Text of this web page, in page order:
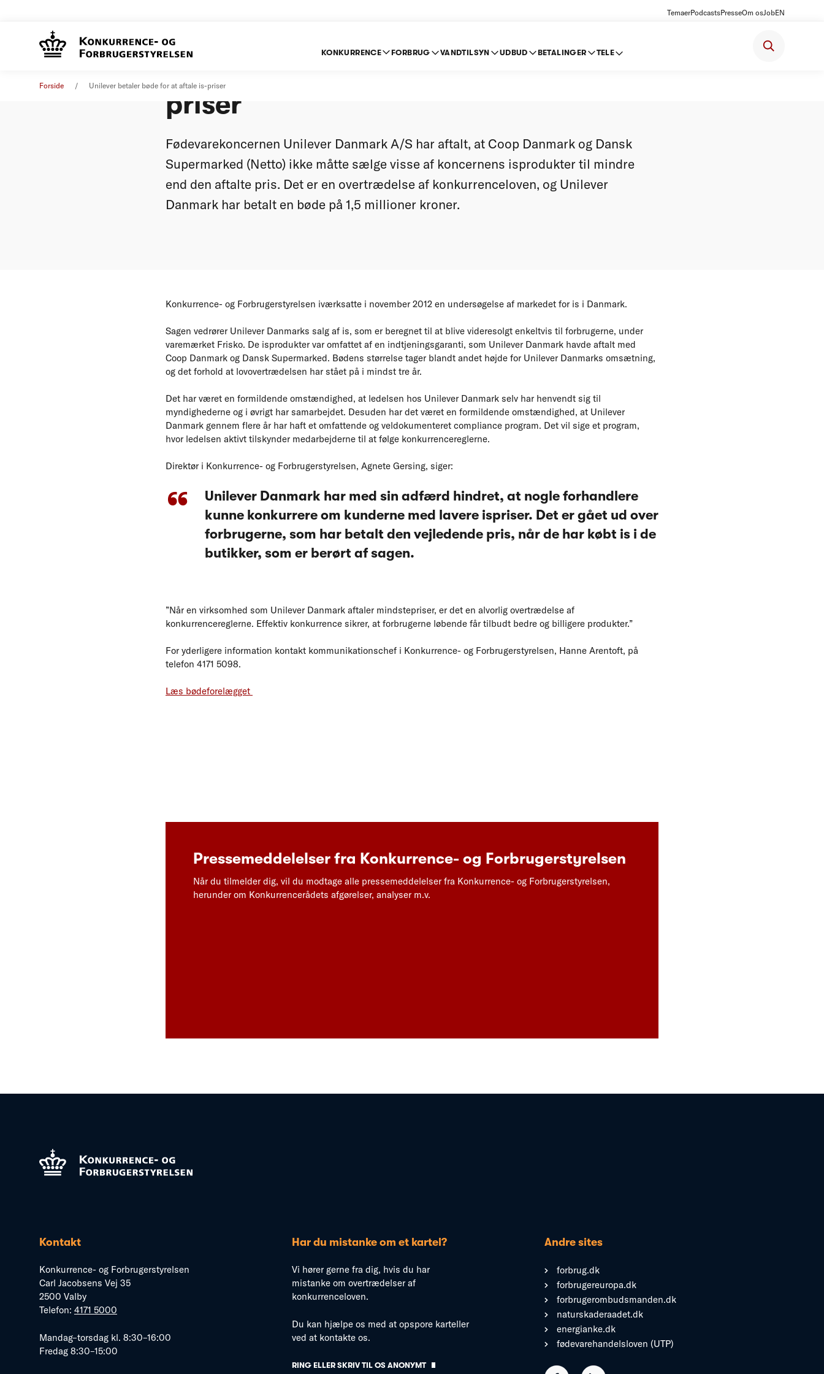
TemaerPodcastsPresseOm osJobEN
KONKURRENCE FORBRUG VANDTILSYN UDBUD BETALINGER TELE
Forside Unilever betaler bøde for at aftale is-priser
priser
Fødevarekoncernen Unilever Danmark A/S har aftalt, at Coop Danmark og Dansk
Supermarked (Netto) ikke måtte sælge visse af koncernens isprodukter til mindre
end den aftalte pris. Det er en overtrædelse af konkurrenceloven, og Unilever
Danmark har betalt en bøde på 1,5 millioner kroner.
Konkurrence- og Forbrugerstyrelsen iværksatte i november 2012 en undersøgelse af markedet for is i Danmark.
Sagen vedrører Unilever Danmarks salg af is, som er beregnet til at blive videresolgt enkeltvis til forbrugerne, under
varemærket Frisko. De isprodukter var omfattet af en indtjeningsgaranti, som Unilever Danmark havde aftalt med
Coop Danmark og Dansk Supermarked. Bødens størrelse tager blandt andet højde for Unilever Danmarks omsætning,
og det forhold at lovovertrædelsen har stået på i mindst tre år.
Det har været en formildende omstændighed, at ledelsen hos Unilever Danmark selv har henvendt sig til
myndighederne og i øvrigt har samarbejdet. Desuden har det været en formildende omstændighed, at Unilever
Danmark gennem flere år har haft et omfattende og veldokumenteret compliance program. Det vil sige et program,
hvor ledelsen aktivt tilskynder medarbejderne til at følge konkurrencereglerne.
Direktør i Konkurrence- og Forbrugerstyrelsen, Agnete Gersing, siger:
Unilever Danmark har med sin adfærd hindret, at nogle forhandlere
kunne konkurrere om kunderne med lavere ispriser. Det er gået ud over
forbrugerne, som har betalt den vejledende pris, når de har købt is i de
butikker, som er berørt af sagen.
”Når en virksomhed som Unilever Danmark aftaler mindstepriser, er det en alvorlig overtrædelse af
konkurrencereglerne. Effektiv konkurrence sikrer, at forbrugerne løbende får tilbudt bedre og billigere produkter.”
For yderligere information kontakt kommunikationschef i Konkurrence- og Forbrugerstyrelsen, Hanne Arentoft, på
telefon 4171 5098.
Læs bødeforelægget
Pressemeddelelser fra Konkurrence- og Forbrugerstyrelsen
Når du tilmelder dig, vil du modtage alle pressemeddelelser fra Konkurrence- og Forbrugerstyrelsen,
herunder om Konkurrencerådets afgørelser, analyser m.v.
Kontakt
Konkurrence- og Forbrugerstyrelsen
Carl Jacobsens Vej 35
2500 Valby
Telefon: 4171 5000
Mandag–torsdag kl. 8:30–16:00
Fredag 8:30–15:00
Har du mistanke om et kartel?
Vi hører gerne fra dig, hvis du har
mistanke om overtrædelser af
konkurrenceloven.
Du kan hjælpe os med at opspore karteller
ved at kontakte os.
RING ELLER SKRIV TIL OS ANONYMT
Andre sites
forbrug.dk
forbrugereuropa.dk
forbrugerombudsmanden.dk
naturskaderaadet.dk
energianke.dk
fødevarehandelsloven (UTP)